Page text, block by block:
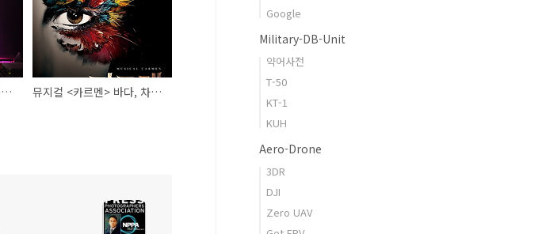
강남경찰서-서울종합예술학교 공동주최 뮤지컬 '그날이후' 뮤지컬 <카르멘> 바다, 차지연, 류정한, 신성록 캐스팅
Google
Military-DB-Unit
약어사전
T-50
KT-1
KUH
Aero-Drone
3DR
DJI
Zero UAV